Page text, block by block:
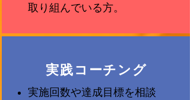
取り組んでいる方。
実践コーチング
実施回数や達成目標を相談